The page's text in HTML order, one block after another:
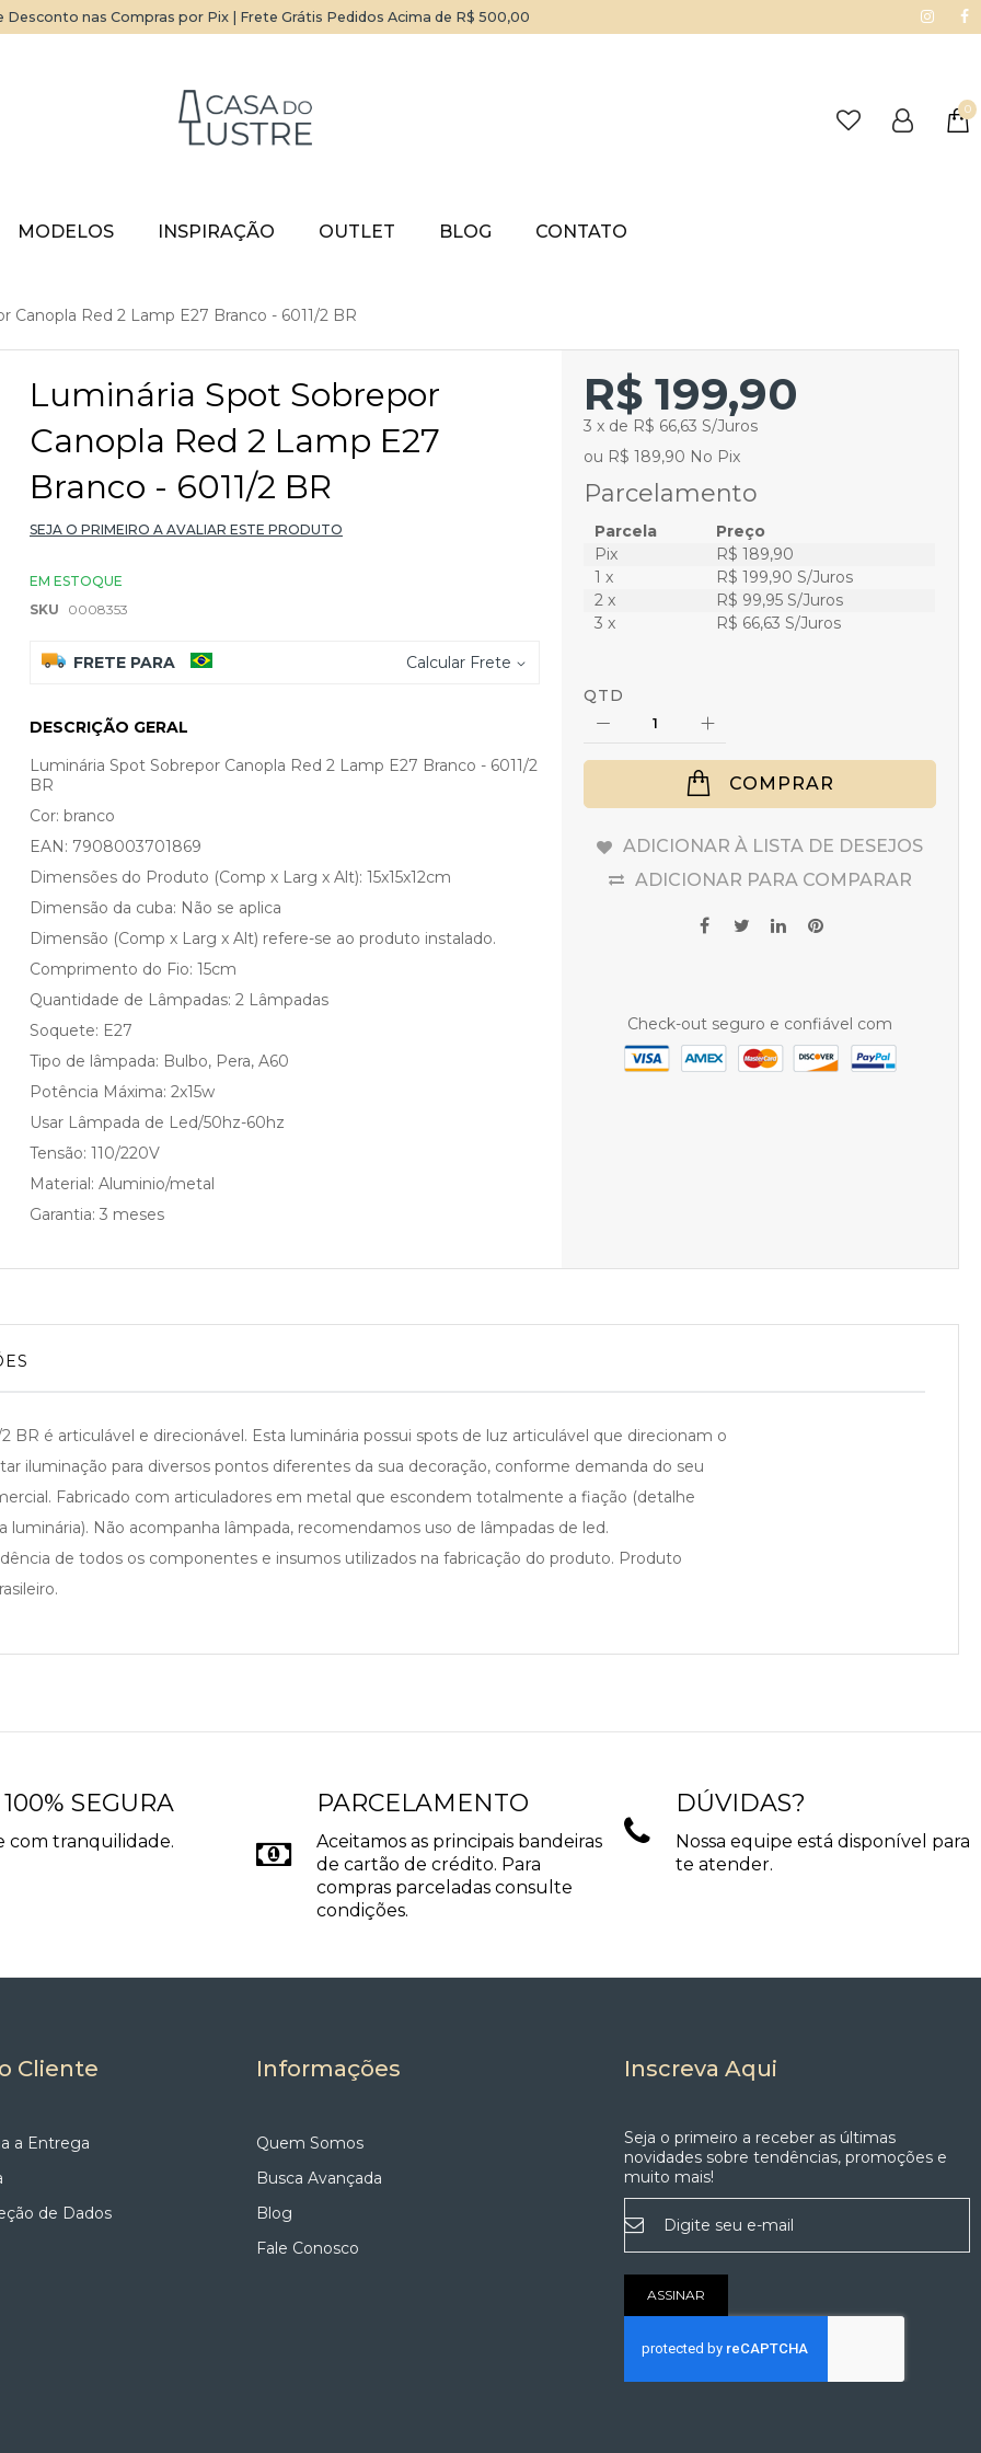
Desconto nas Compras por Pix | Frete Grátis Pedidos Acima de R$ 500,00
0
MODELOS INSPIRAÇÃO OUTLET BLOG CONTATO
Canopla Red 2 Lamp E27 Branco - 6011/2 BR
Luminária Spot Sobrepor
Canopla Red 2 Lamp E27
Branco - 6011/2 BR
SEJA O PRIMEIRO A AVALIAR ESTE PRODUTO
EM ESTOQUE
SKU
0008353
FRETE PARA Calcular Frete
DESCRIÇÃO GERAL
Luminária Spot Sobrepor Canopla Red 2 Lamp E27 Branco - 6011/2
BR
Cor: branco
EAN: 7908003701869
Dimensões do Produto (Comp x Larg x Alt): 15x15x12cm
Dimensão da cuba: Não se aplica
Dimensão (Comp x Larg x Alt) refere-se ao produto instalado.
Comprimento do Fio: 15cm
Quantidade de Lâmpadas: 2 Lâmpadas
Soquete: E27
Tipo de lâmpada: Bulbo, Pera, A60
Potência Máxima: 2x15w
Usar Lâmpada de Led/50hz-60hz
Tensão: 110/220V
Material: Aluminio/metal
Garantia: 3 meses
R$ 199,90
3 x de R$ 66,63 S/Juros
ou R$ 189,90 No Pix
Parcelamento
Parcela
Preço
Pix
R$ 189,90
1 x
R$ 199,90 S/Juros
2 x
R$ 99,95 S/Juros
3 x
R$ 66,63 S/Juros
QTD
COMPRAR
ADICIONAR À LISTA DE DESEJOS
ADICIONAR PARA COMPARAR
Check-out seguro e confiável com
BR é articulável e direcionável. Esta luminária possui spots de luz articulável que direcionam o
iluminação para diversos pontos diferentes da sua decoração, conforme demanda do seu
Fabricado com articuladores em metal que escondem totalmente a fiação (detalhe
Não acompanha lâmpada, recomendamos uso de lâmpadas de led.
de todos os componentes e insumos utilizados na fabricação do produto. Produto
SEGURA
com tranquilidade.
PARCELAMENTO
Aceitamos as principais bandeiras
de cartão de crédito. Para
compras parceladas consulte
condições.
DÚVIDAS?
Nossa equipe está disponível para
te atender.
Cliente
a Entrega
de Dados
Informações
Quem Somos
Busca Avançada
Blog
Fale Conosco
Inscreva Aqui
Seja o primeiro a receber as últimas
novidades sobre tendências, promoções e
muito mais!
se
Newsletter:
ASSINAR